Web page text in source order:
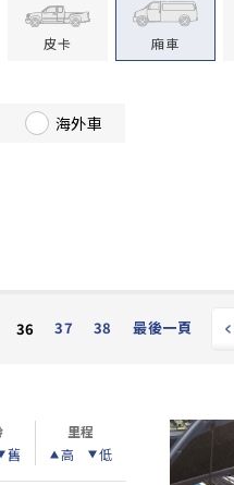
皮卡 廂車
海外車
36 37 38 最後一頁
舊
里程
高
低